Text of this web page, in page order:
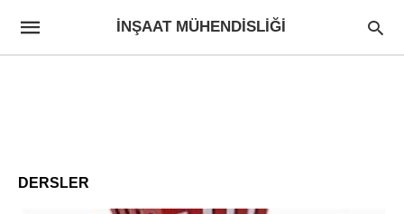
İNŞAAT MÜHENDISLIĞI
DERSLER